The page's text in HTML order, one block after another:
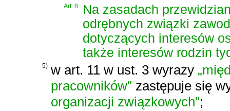
Art. 8. Na zasadach
odrębnych związki
dotyczących interesów
także interesów rodzin
5) w art. 11 w ust. 3 wyrazy
pracowników” zastępuje się
organizacji związkowych”;